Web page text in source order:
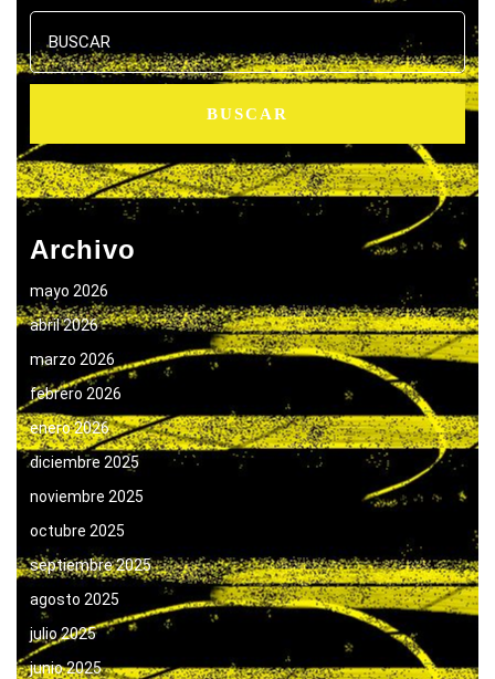
Buscar:
Archivo
mayo 2026
abril 2026
marzo 2026
febrero 2026
enero 2026
diciembre 2025
noviembre 2025
octubre 2025
septiembre 2025
agosto 2025
julio 2025
junio 2025